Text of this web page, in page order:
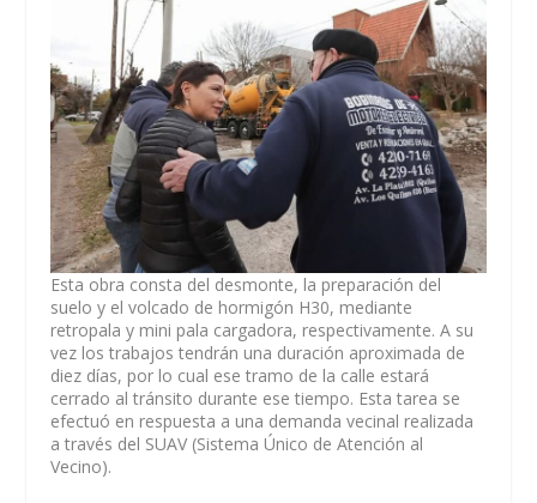
Esta obra consta del desmonte, la preparación del
suelo y el volcado de hormigón H30, mediante
retropala y mini pala cargadora, respectivamente. A su
vez los trabajos tendrán una duración aproximada de
diez días, por lo cual ese tramo de la calle estará
cerrado al tránsito durante ese tiempo. Esta tarea se
efectuó en respuesta a una demanda vecinal realizada
a través del SUAV (Sistema Único de Atención al
Vecino).